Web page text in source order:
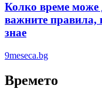
Колко време може
важните правила,
знае
9meseca.bg
Времето